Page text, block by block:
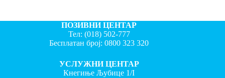
ПОЗИВНИ ЦЕНТАР
Тел: (018) 502-777
Бесплатан број:0800 323 320
УСЛУЖНИ ЦЕНТАР
Кнегиње Љубице 1/I